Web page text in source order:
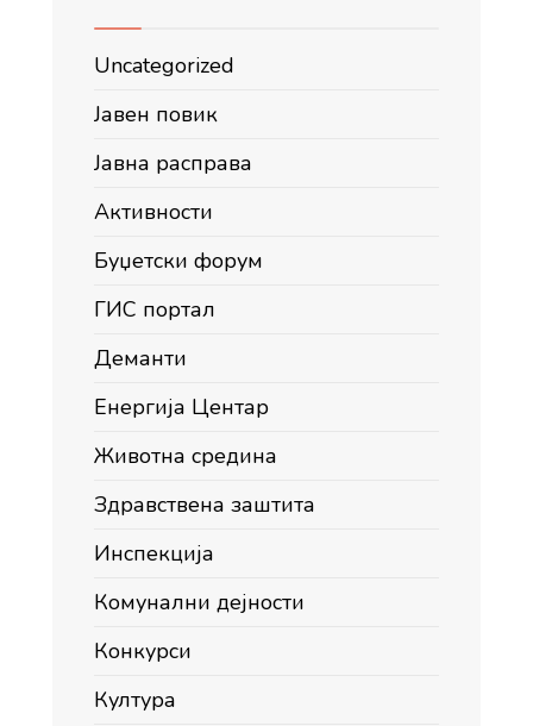
Uncategorized
Јавен повик
Јавна расправа
Активности
Буџетски форум
ГИС портал
Деманти
Енергија Центар
Животна средина
Здравствена заштита
Инспекција
Комунални дејности
Конкурси
Култура